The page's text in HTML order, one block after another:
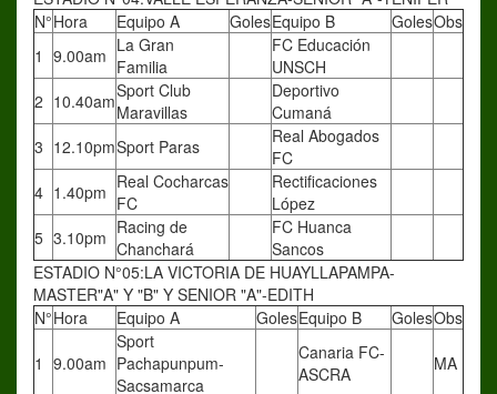
N°Hora Equipo A GolesEquipo B GolesObs
1 9.00am La Gran
Familia
FC Educación
UNSCH
2 10.40amSport Club
Maravillas
Deportivo
Cumaná
3 12.10pmSport Paras
Real Abogados
FC
4 1.40pm Real Cocharcas
FC
Rectificaciones
López
5 3.10pm Racing de
Chanchará
FC Huanca
Sancos
ESTADIO N°05:LA VICTORIA DE HUAYLLAPAMPA-
MASTER"A" Y "B" Y SENIOR "A"-EDITH
N°Hora Equipo A GolesEquipo B GolesObs
1 9.00am
Sport
Pachapunpum-
Sacsamarca
Canaria FC-
ASCRA
MA